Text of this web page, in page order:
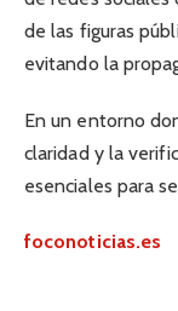
de las figuras
evitando la
En un entorno
claridad y la
esenciales para
foconoticias.es